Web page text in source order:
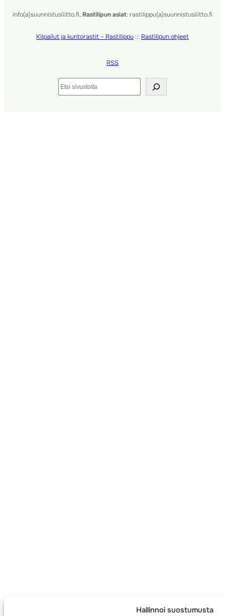
Hallinnoi suostumusta
info(a)suunnistusliitto.fi, Rastilipun asiat: rastilippu(a)suunnistusliitto.fi
Kilpailut ja kuntorastit – Rastilippu ::: Rastilipun ohjeet
RSS
Etsi